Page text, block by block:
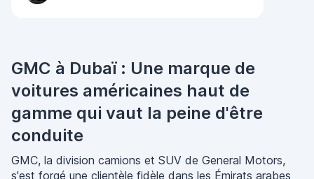
GMC à Dubaï : Une marque de
voitures américaines haut de
gamme qui vaut la peine d'être
conduite
GMC, la division camions et SUV de General Motors,
s'est forgé une clientèle fidèle dans les Émirats arabes